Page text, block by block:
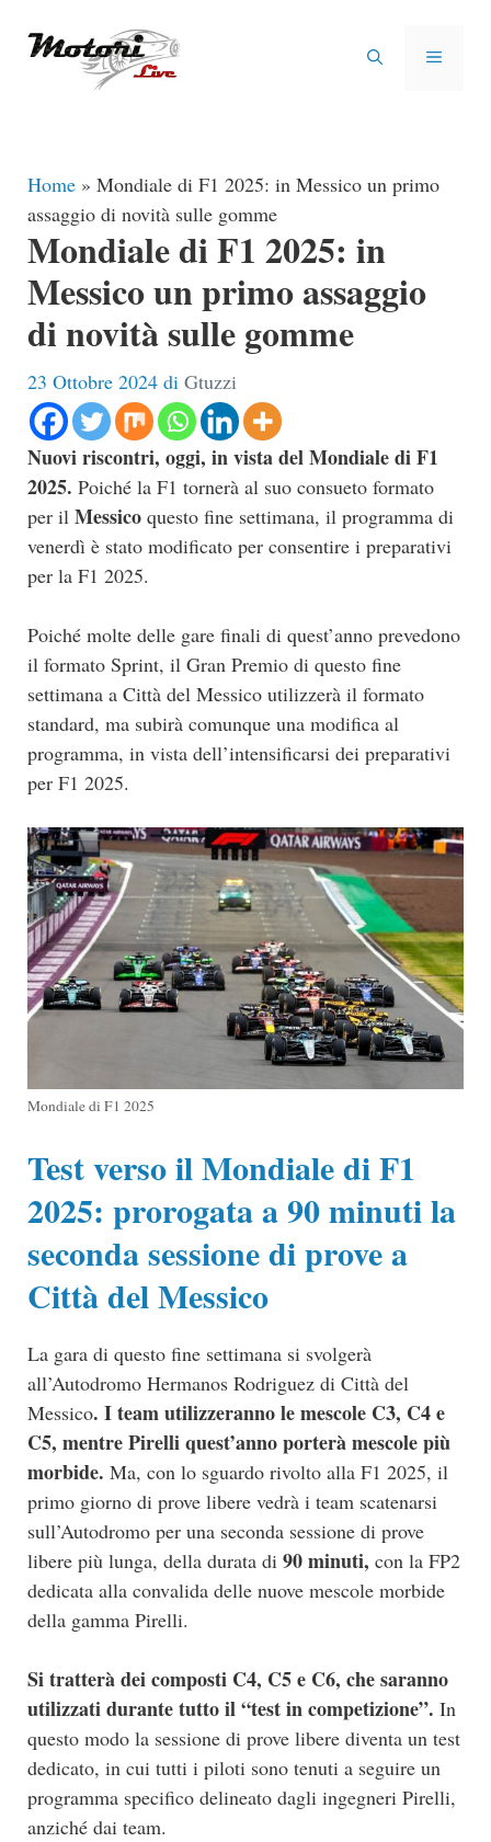
MENU
Home » Mondiale di F1 2025: in Messico un primo
assaggio di novità sulle gomme
Mondiale di F1 2025: in
Messico un primo assaggio
di novità sulle gomme
23 Ottobre 2024 di Gtuzzi
Nuovi riscontri, oggi, in vista del Mondiale di F1
2025. Poiché la F1 tornerà al suo consueto formato
per il Messico questo fine settimana, il programma di
venerdì è stato modificato per consentire i preparativi
per la F1 2025.
Poiché molte delle gare finali di quest’anno prevedono
il formato Sprint, il Gran Premio di questo fine
settimana a Città del Messico utilizzerà il formato
standard, ma subirà comunque una modifica al
programma, in vista dell’intensificarsi dei preparativi
per F1 2025.
Mondiale di F1 2025
Test verso il Mondiale di F1
2025: prorogata a 90 minuti la
seconda sessione di prove a
Città del Messico
La gara di questo fine settimana si svolgerà
all’Autodromo Hermanos Rodriguez di Città del
Messico. I team utilizzeranno le mescole C3, C4 e
C5, mentre Pirelli quest’anno porterà mescole più
morbide. Ma, con lo sguardo rivolto alla F1 2025, il
primo giorno di prove libere vedrà i team scatenarsi
sull’Autodromo per una seconda sessione di prove
libere più lunga, della durata di 90 minuti, con la FP2
dedicata alla convalida delle nuove mescole morbide
della gamma Pirelli.
Si tratterà dei composti C4, C5 e C6, che saranno
utilizzati durante tutto il “test in competizione”. In
questo modo la sessione di prove libere diventa un test
dedicato, in cui tutti i piloti sono tenuti a seguire un
programma specifico delineato dagli ingegneri Pirelli,
anziché dai team.